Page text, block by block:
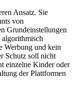
Ansatz. Sie
von
Grundeinstellungen
algorithmisch
Werbung und kein
Schutz soll nicht
einzelne Kinder oder
der Plattformen